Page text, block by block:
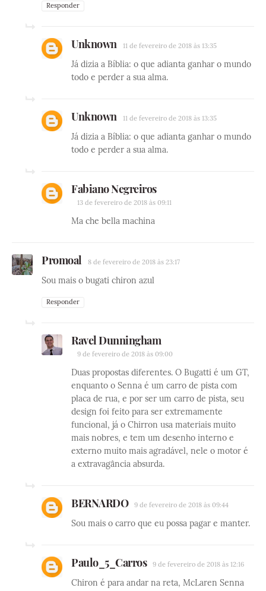
Responder
Unknown 11 de fevereiro de 2018 às 13:35
Já dizia a Bíblia: o que adianta ganhar o mundo
todo e perder a sua alma.
Unknown 11 de fevereiro de 2018 às 13:35
Já dizia a Bíblia: o que adianta ganhar o mundo
todo e perder a sua alma.
Fabiano Negreiros
13 de fevereiro de 2018 às 09:11
Ma che bella machina
Promoal 8 de fevereiro de 2018 às 23:17
Sou mais o bugati chiron azul
Responder
Ravel Dunningham
9 de fevereiro de 2018 às 09:00
Duas propostas diferentes. O Bugatti é um GT,
enquanto o Senna é um carro de pista com
placa de rua, e por ser um carro de pista, seu
design foi feito para ser extremamente
funcional, já o Chirron usa materiais muito
mais nobres, e tem um desenho interno e
externo muito mais agradável, nele o motor é
a extravagância absurda.
BERNARDO 9 de fevereiro de 2018 às 09:44
Sou mais o carro que eu possa pagar e manter.
Paulo_5_Carros 9 de fevereiro de 2018 às 12:16
Chiron é para andar na reta, McLaren Senna